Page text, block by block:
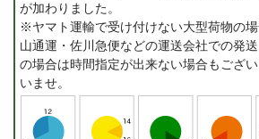
が加わりました。
※ヤマト運輸で受け付けない大型荷物の
山通運・佐川急便などの運送会社での発
の場合は時間指定が出来ない場合もござ
いませ。